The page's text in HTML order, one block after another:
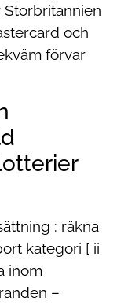
och
förvar
: räkna
kategori [ ii
inom
–